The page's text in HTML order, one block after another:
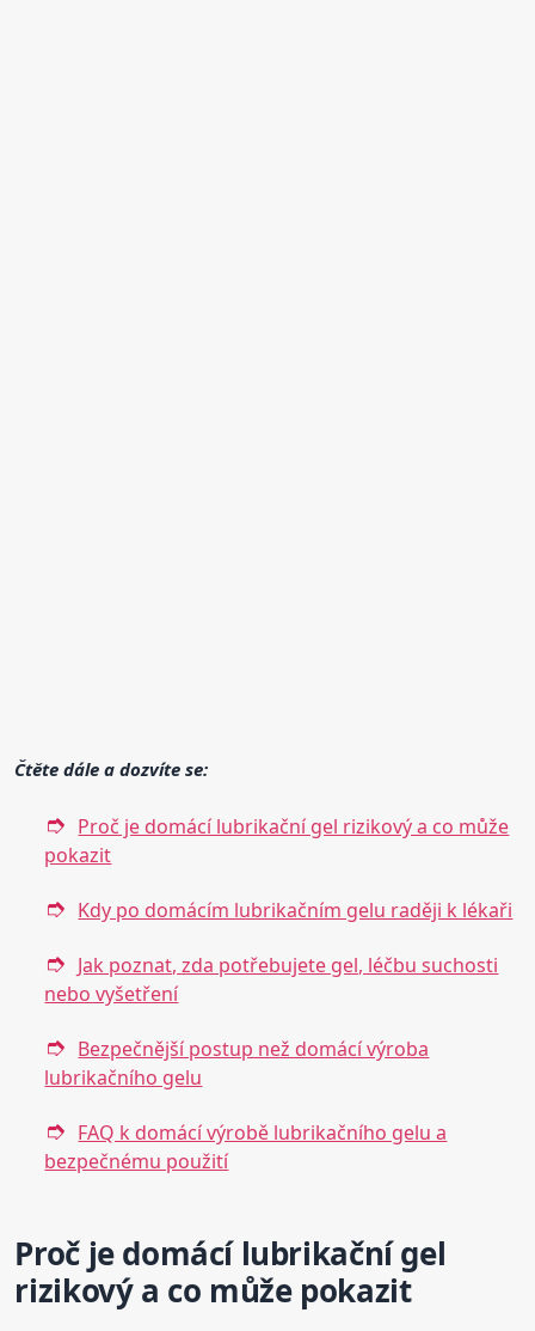
Čtěte dále a dozvíte se:
Proč je domácí lubrikační gel rizikový a co může
pokazit
Kdy po domácím lubrikačním gelu raději k lékaři
Jak poznat, zda potřebujete gel, léčbu suchosti
nebo vyšetření
Bezpečnější postup než domácí výroba
lubrikačního gelu
FAQ k domácí výrobě lubrikačního gelu a
bezpečnému použití
Proč je domácí lubrikační gel
rizikový a co může pokazit